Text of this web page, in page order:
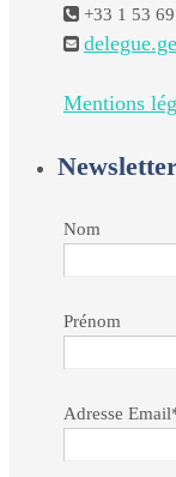
+33 1 53
Mentions
Nom
Prénom
Adresse